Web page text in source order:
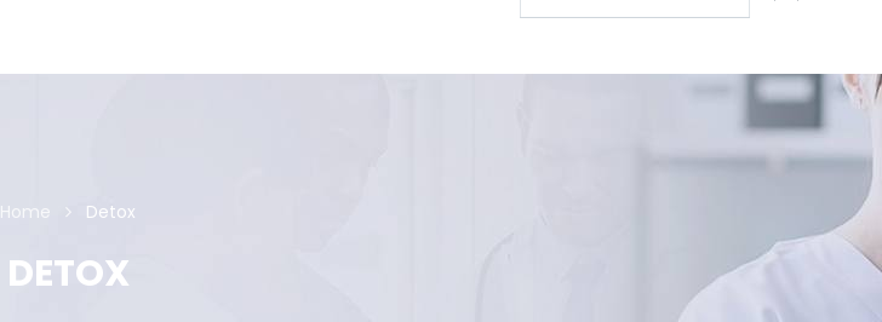
Home Detox
DETOX